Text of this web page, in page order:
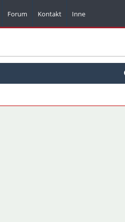
Forum Kontakt Inne
Dla webmasterów